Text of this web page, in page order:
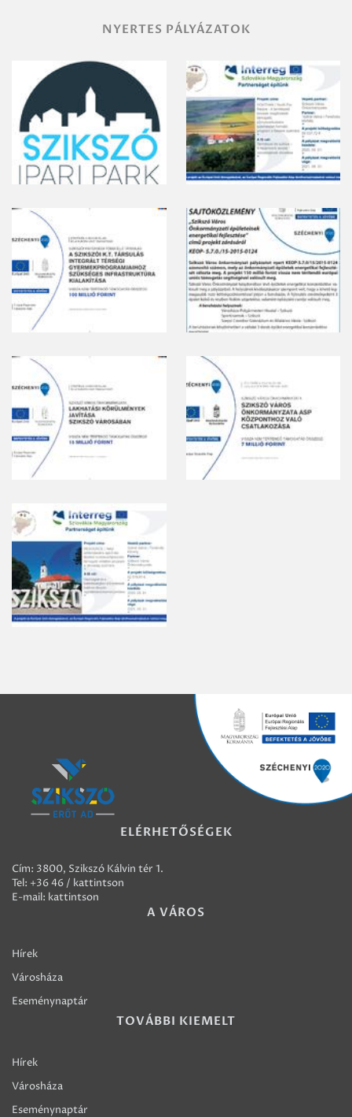
NYERTES PÁLYÁZATOK
ELÉRHETŐSÉGEK
Cím: 3800, Szikszó Kálvin tér 1.
Tel: +36 46 / kattintson
E-mail: kattintson
A VÁROS
Hírek
Városháza
Eseménynaptár
TOVÁBBI KIEMELT
Hírek
Városháza
Eseménynaptár